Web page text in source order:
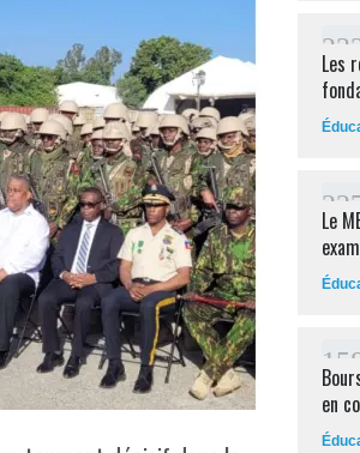
23
Les
22
Le
1 5
en